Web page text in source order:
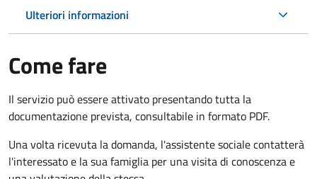
Ulteriori informazioni
Come fare
Il servizio può essere attivato presentando tutta la
documentazione prevista, consultabile in formato PDF.
Una volta ricevuta la domanda, l'assistente sociale contatterà
l'interessato e la sua famiglia per una visita di conoscenza e